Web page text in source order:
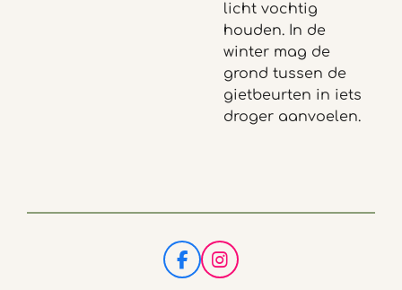
licht vochtig
houden. In de
winter mag de
grond tussen de
gietbeurten in iets
droger aanvoelen.
F
a
I
n